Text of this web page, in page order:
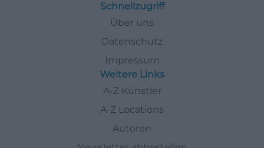
Schnellzugriff
Über uns
Datenschutz
Impressum
Weitere Links
A-Z Künstler
A-Z Locations
Autoren